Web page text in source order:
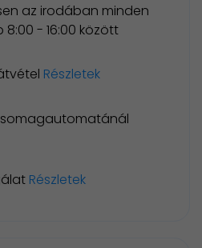
az irodában minden
8:00 - 16:00 között
Részletek
Részletek